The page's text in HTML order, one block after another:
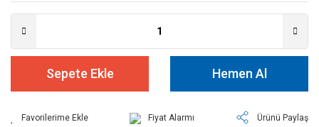
Sepete Ekle Hemen Al
Fiyat Alarmı
Ürünü Paylaş